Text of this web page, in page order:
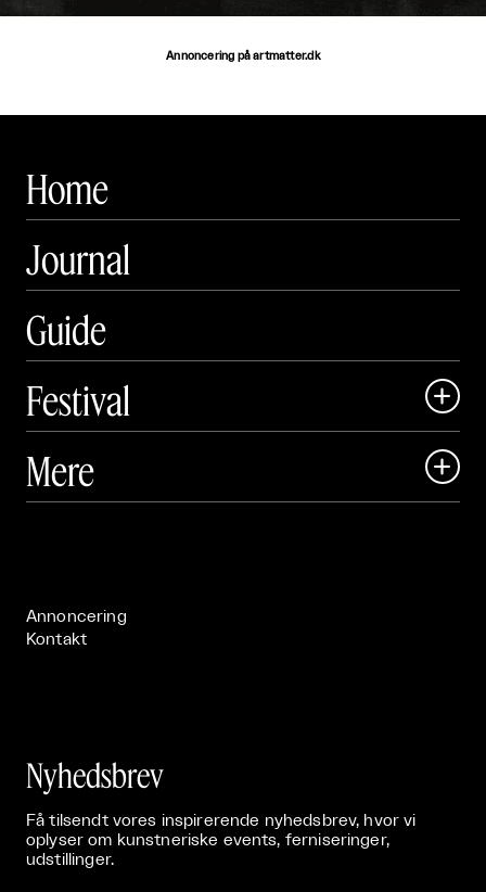
Annoncering på artmatter.dk
Home
Journal
Guide
Festival

 Art Matter Festival
Mere 
Annoncering
Kontakt
Nyhedsbrev
Få tilsendt vores inspirerende nyhedsbrev, hvor vi
oplyser om kunstneriske events, ferniseringer,
udstillinger.